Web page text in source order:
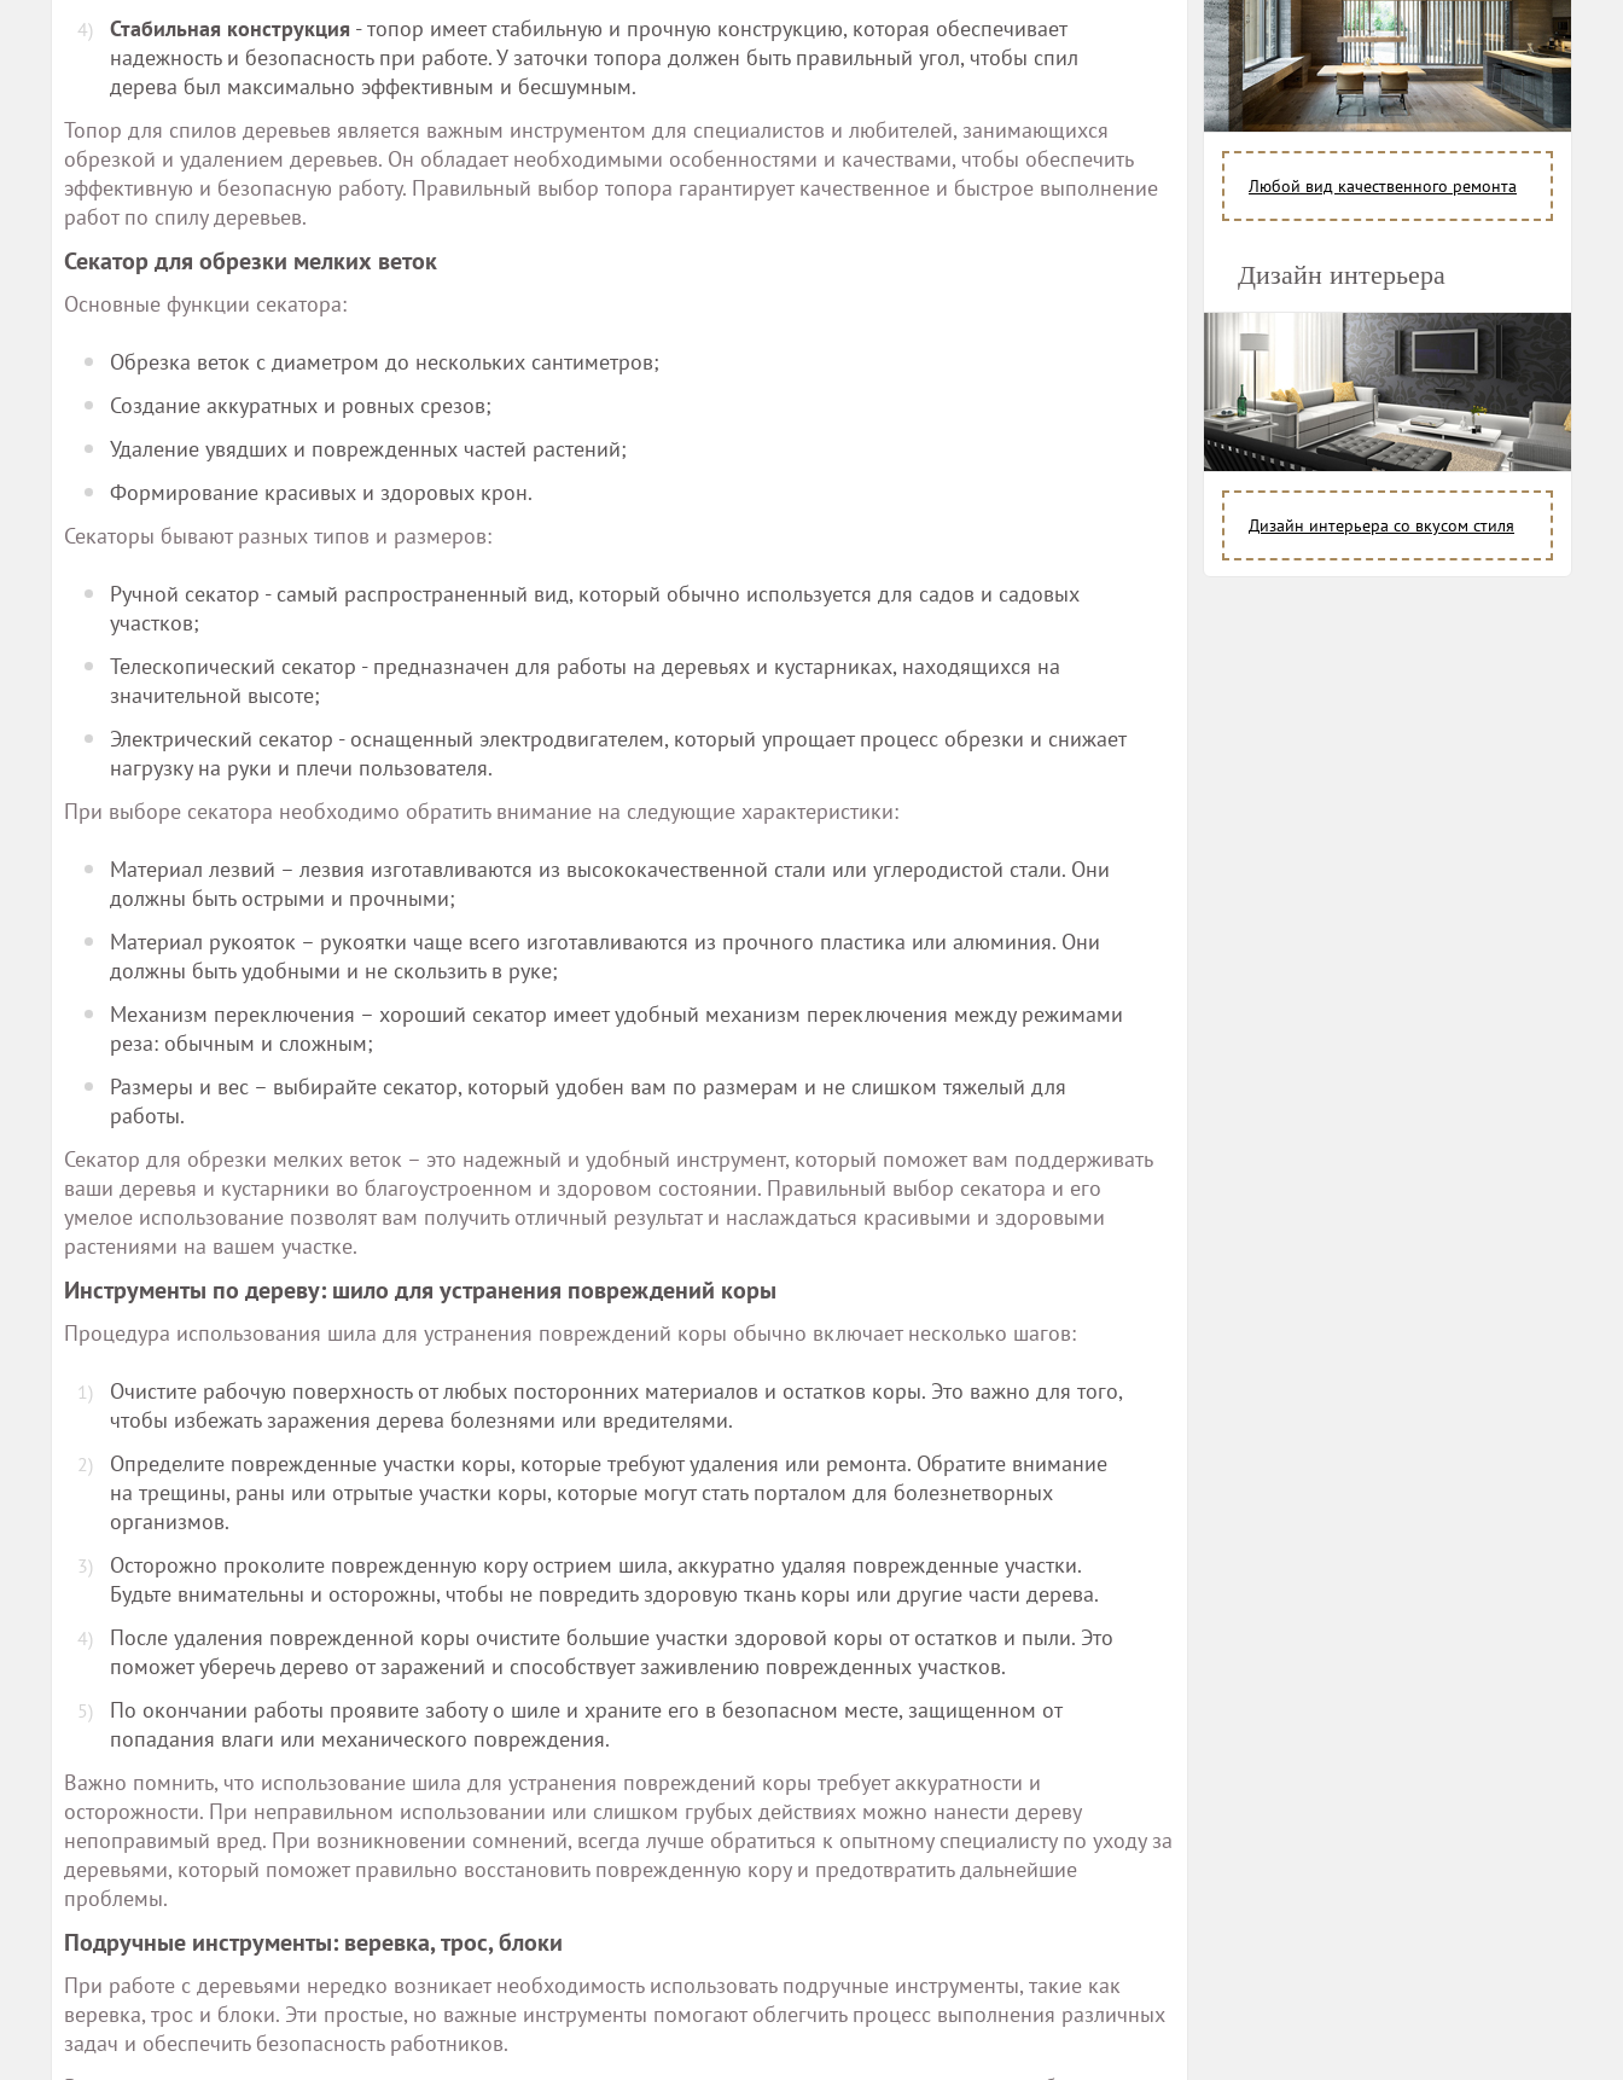
Стабильная конструкция - топор имеет стабильную и прочную конструкцию, которая обеспечивает
надежность и безопасность при работе. У заточки топора должен быть правильный угол, чтобы спил
дерева был максимально эффективным и бесшумным.
Топор для спилов деревьев является важным инструментом для специалистов и любителей, занимающихся
обрезкой и удалением деревьев. Он обладает необходимыми особенностями и качествами, чтобы обеспечить
эффективную и безопасную работу. Правильный выбор топора гарантирует качественное и быстрое выполнение
работ по спилу деревьев.
Секатор для обрезки мелких веток
Основные функции секатора:
Обрезка веток с диаметром до нескольких сантиметров;
Создание аккуратных и ровных срезов;
Удаление увядших и поврежденных частей растений;
Формирование красивых и здоровых крон.
Секаторы бывают разных типов и размеров:
Ручной секатор - самый распространенный вид, который обычно используется для садов и садовых
участков;
Телескопический секатор - предназначен для работы на деревьях и кустарниках, находящихся на
значительной высоте;
Электрический секатор - оснащенный электродвигателем, который упрощает процесс обрезки и снижает
нагрузку на руки и плечи пользователя.
При выборе секатора необходимо обратить внимание на следующие характеристики:
Материал лезвий – лезвия изготавливаются из высококачественной стали или углеродистой стали. Они
должны быть острыми и прочными;
Материал рукояток – рукоятки чаще всего изготавливаются из прочного пластика или алюминия. Они
должны быть удобными и не скользить в руке;
Механизм переключения – хороший секатор имеет удобный механизм переключения между режимами
реза: обычным и сложным;
Размеры и вес – выбирайте секатор, который удобен вам по размерам и не слишком тяжелый для
работы.
Секатор для обрезки мелких веток – это надежный и удобный инструмент, который поможет вам поддерживать
ваши деревья и кустарники во благоустроенном и здоровом состоянии. Правильный выбор секатора и его
умелое использование позволят вам получить отличный результат и наслаждаться красивыми и здоровыми
растениями на вашем участке.
Инструменты по дереву: шило для устранения повреждений коры
Процедура использования шила для устранения повреждений коры обычно включает несколько шагов:
Очистите рабочую поверхность от любых посторонних материалов и остатков коры. Это важно для того,
чтобы избежать заражения дерева болезнями или вредителями.
Определите поврежденные участки коры, которые требуют удаления или ремонта. Обратите внимание
на трещины, раны или отрытые участки коры, которые могут стать порталом для болезнетворных
организмов.
Осторожно проколите поврежденную кору острием шила, аккуратно удаляя поврежденные участки.
Будьте внимательны и осторожны, чтобы не повредить здоровую ткань коры или другие части дерева.
После удаления поврежденной коры очистите большие участки здоровой коры от остатков и пыли. Это
поможет уберечь дерево от заражений и способствует заживлению поврежденных участков.
По окончании работы проявите заботу о шиле и храните его в безопасном месте, защищенном от
попадания влаги или механического повреждения.
Важно помнить, что использование шила для устранения повреждений коры требует аккуратности и
осторожности. При неправильном использовании или слишком грубых действиях можно нанести дереву
непоправимый вред. При возникновении сомнений, всегда лучше обратиться к опытному специалисту по уходу за
деревьями, который поможет правильно восстановить поврежденную кору и предотвратить дальнейшие
проблемы.
Подручные инструменты: веревка, трос, блоки
При работе с деревьями нередко возникает необходимость использовать подручные инструменты, такие как
веревка, трос и блоки. Эти простые, но важные инструменты помогают облегчить процесс выполнения различных
задач и обеспечить безопасность работников.
Любой вид качественного ремонта
Дизайн интерьера
Дизайн интерьера со вкусом стиля